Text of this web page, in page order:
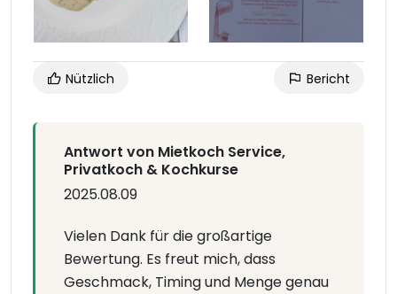
Nützlich Bericht
Antwort von Mietkoch Service,
Privatkoch & Kochkurse
2025.08.09
Vielen Dank für die großartige
Bewertung. Es freut mich, dass
Geschmack, Timing und Menge genau